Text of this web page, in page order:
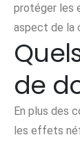
protéger les
aspect de la
de
En plus des
les effets